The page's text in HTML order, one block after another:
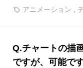
iframe
meta description
meta title
アニメーション ,
Q.チャートの描
ですが、可能で